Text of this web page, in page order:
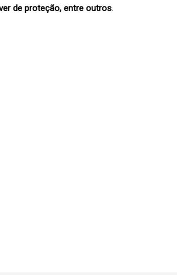
de proteção, entre outros.